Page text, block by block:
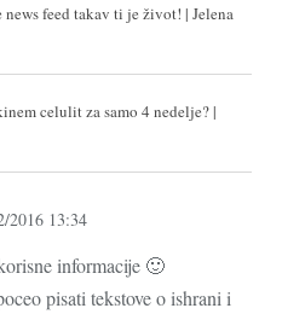
feed takav ti je život! | Jelena
celulit za samo 4 nedelje? |
2016 13:34
informacije 🙂
pisati tekstove o ishrani i